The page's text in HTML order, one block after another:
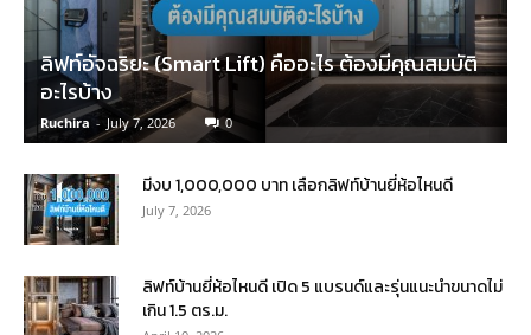
ลิฟท์อัจฉริยะ (Smart Lift) คืออะไร ต้องมีคุณสมบัติ
อะไรบ้าง
Ruchira - July 7, 2026 0
มีงบ 1,000,000 บาท เลือกลิฟท์บ้านยี่ห้อไหนดี
July 7, 2026
ลิฟท์บ้านยี่ห้อไหนดี เปิด 5 แบรนด์และรุ่นแนะนำขนาดไม่
เกิน 1.5 ตร.ม.